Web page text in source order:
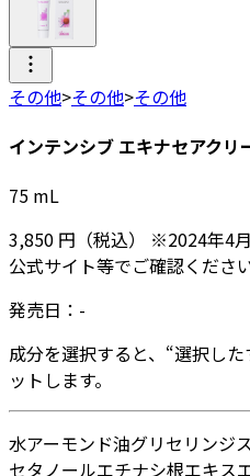
その他>その他>その他
インテンシブ エキナセアクリ
75 mL
3,850 円 （税込） ※2024年4月
公式サイト等でご確認ください
発売日： -
成分を選択すると、“選択し
ットします。
水アーモンド油グリセリンジ
セタノールエチナシ根エキス